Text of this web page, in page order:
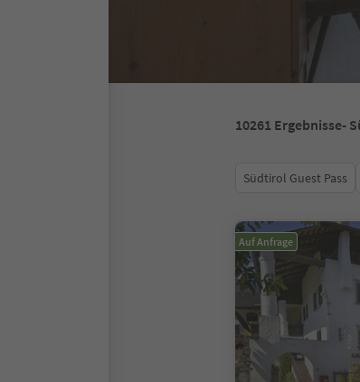
10261 Ergebnisse-
Südtirol Guest Pass
Auf Anfrage